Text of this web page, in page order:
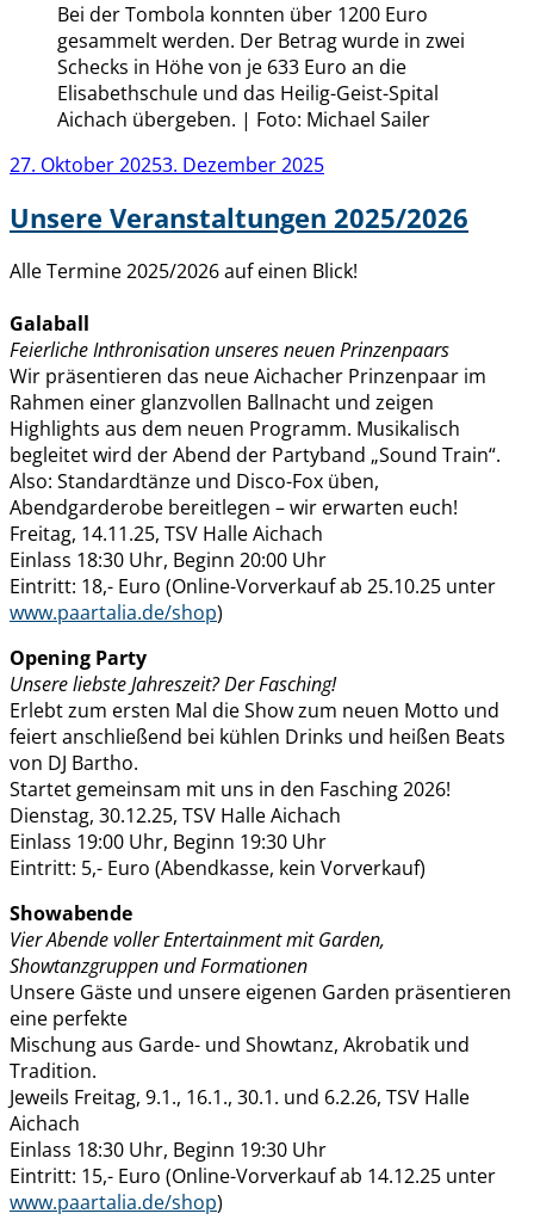
Bei der Tombola konnten über 1200 Euro
gesammelt werden. Der Betrag wurde in zwei
Schecks in Höhe von je 633 Euro an die
Elisabethschule und das Heilig-Geist-Spital
Aichach übergeben. | Foto: Michael Sailer
Veröffentlicht
27. Oktober 20253. Dezember 2025
Unsere Veranstaltungen 2025/2026
Alle Termine 2025/2026 auf einen Blick!
Galaball
Feierliche Inthronisation unseres neuen Prinzenpaars
Wir präsentieren das neue Aichacher Prinzenpaar im
Rahmen einer glanzvollen Ballnacht und zeigen
Highlights aus dem neuen Programm. Musikalisch
begleitet wird der Abend der Partyband „Sound Train“.
Also: Standardtänze und Disco-Fox üben,
Abendgarderobe bereitlegen – wir erwarten euch!
Freitag, 14.11.25, TSV Halle Aichach
Einlass 18:30 Uhr, Beginn 20:00 Uhr
Eintritt: 18,- Euro (Online-Vorverkauf ab 25.10.25 unter
www.paartalia.de/shop)
Opening Party
Unsere liebste Jahreszeit? Der Fasching!
Erlebt zum ersten Mal die Show zum neuen Motto und
feiert anschließend bei kühlen Drinks und heißen Beats
von DJ Bartho.
Startet gemeinsam mit uns in den Fasching 2026!
Dienstag, 30.12.25, TSV Halle Aichach
Einlass 19:00 Uhr, Beginn 19:30 Uhr
Eintritt: 5,- Euro (Abendkasse, kein Vorverkauf)
Showabende
Vier Abende voller Entertainment mit Garden,
Showtanzgruppen und Formationen
Unsere Gäste und unsere eigenen Garden präsentieren
eine perfekte
Mischung aus Garde- und Showtanz, Akrobatik und
Tradition.
Jeweils Freitag, 9.1., 16.1., 30.1. und 6.2.26, TSV Halle
Aichach
Einlass 18:30 Uhr, Beginn 19:30 Uhr
Eintritt: 15,- Euro (Online-Vorverkauf ab 14.12.25 unter
www.paartalia.de/shop)